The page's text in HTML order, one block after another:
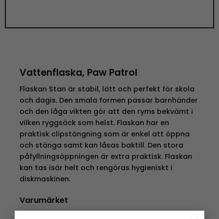
Vattenflaska, Paw Patrol
Flaskan Stan är stabil, lätt och perfekt för skola
och dagis. Den smala formen passar barnhänder
och den låga vikten gör att den ryms bekvämt i
vilken ryggsäck som helst. Flaskan har en
praktisk clipstängning som är enkel att öppna
och stänga samt kan låsas baktill. Den stora
påfyllningsöppningen är extra praktisk. Flaskan
kan tas isär helt och rengöras hygieniskt i
diskmaskinen.
Varumärket